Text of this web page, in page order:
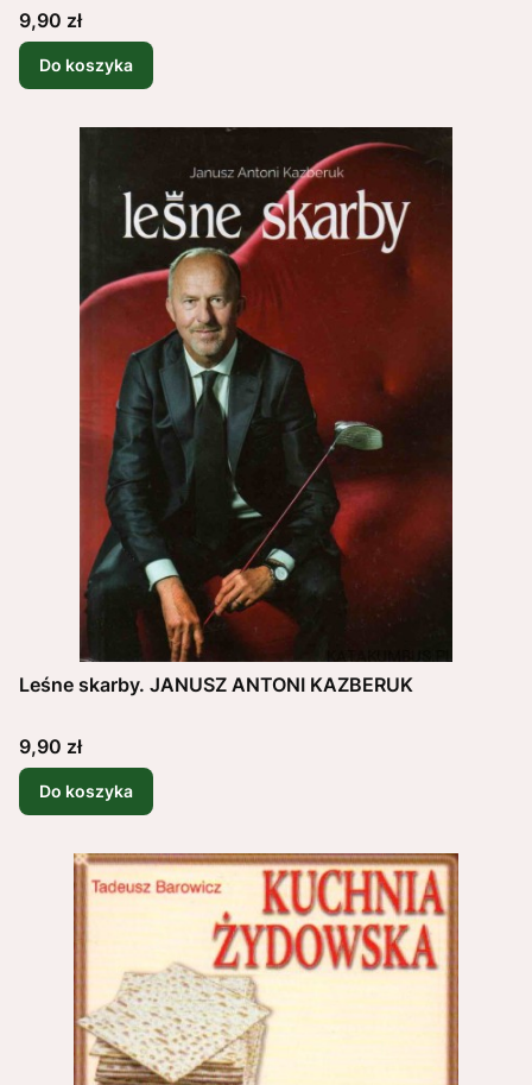
Cena
9,90 zł
Do koszyka
Leśne skarby. JANUSZ ANTONI KAZBERUK
Cena
9,90 zł
Do koszyka